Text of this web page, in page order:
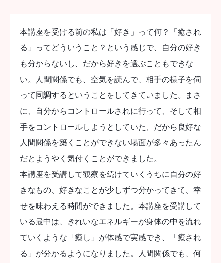
本講座を受ける前の私は「好き」って何？「癒され
る」ってどういうこと？という感じで、自分の好き
も分からないし、だから好きを選ぶこともできな
い。人間関係でも、空気を読んで、相手の様子を伺
って同調するということをしてきていました。まさ
に、自分からコントロールされに行って、そして相
手をコントロールしようとしていた、だから良好な
人間関係を築くことができない場面が多々あったん
だとようやく気付くことができました。
本講座を受講して観察を続けていくうちに自分の好
きなもの、好きなことが少しずつ分かってきて、幸
せを味わえる時間ができました。本講座を受講して
いる最中は、きれいなエネルギーが身体の中を流れ
ていくような「癒し」が体感で実感でき、「癒され
る」が分かるようになりました。人間関係でも、何